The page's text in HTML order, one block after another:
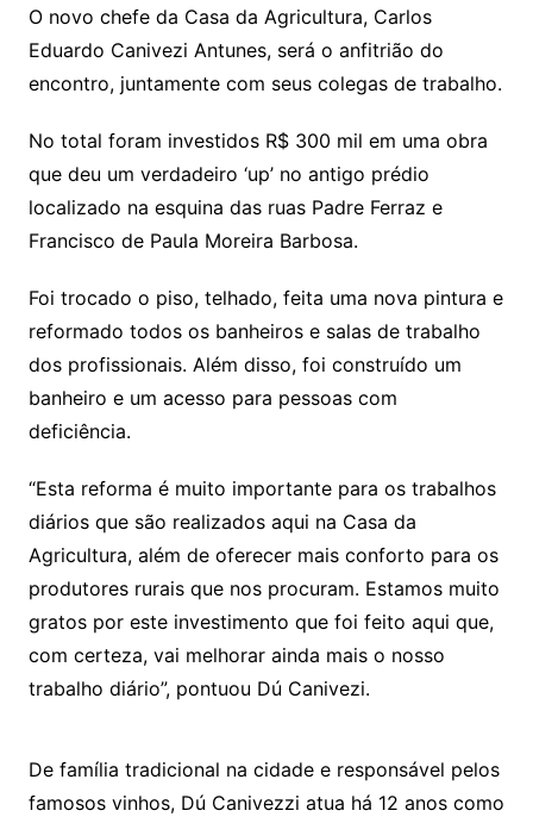
O novo chefe da Casa da Agricultura, Carlos
Eduardo Canivezi Antunes, será o anfitrião do
encontro, juntamente com seus colegas de trabalho.
No total foram investidos R$ 300 mil em uma obra
que deu um verdadeiro ‘up’ no antigo prédio
localizado na esquina das ruas Padre Ferraz e
Francisco de Paula Moreira Barbosa.
Foi trocado o piso, telhado, feita uma nova pintura e
reformado todos os banheiros e salas de trabalho
dos profissionais. Além disso, foi construído um
banheiro e um acesso para pessoas com
deficiência.
“Esta reforma é muito importante para os trabalhos
diários que são realizados aqui na Casa da
Agricultura, além de oferecer mais conforto para os
produtores rurais que nos procuram. Estamos muito
gratos por este investimento que foi feito aqui que,
com certeza, vai melhorar ainda mais o nosso
trabalho diário”, pontuou Dú Canivezi.
De família tradicional na cidade e responsável pelos
famosos vinhos, Dú Canivezzi atua há 12 anos como